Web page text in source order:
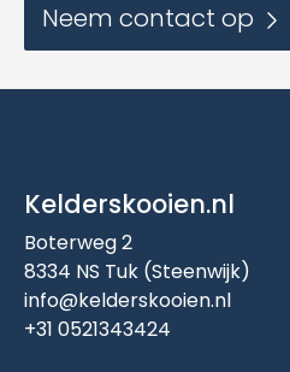
Neem contact op
Kelderskooien.nl
Boterweg 2
8334 NS Tuk (Steenwijk)
info@kelderskooien.nl
+31 0521343424